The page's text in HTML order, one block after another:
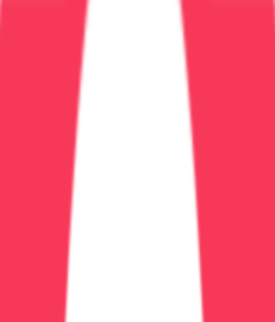
Стадия 1: Предвестники (за 1-2 дня до
Тревожность, беспокойство, плохие
предчувствия
Нарушения сна: кошмары, частые пробуждения
Тремор рук усиливается
Отвращение к алкоголю (не может выпить)
Стадия 2: Развёрнутый делирий (1-3 день)
Зрительные галлюцинации:
насекомые
(тараканы, пауки), мелкие животные (крысы,
змеи), чудовища
Слуховые галлюцинации:
голоса угрожающего
характера, шаги, скрежет
Тактильные:
ощущение ползания по коже,
удушения
Дезориентация:
какое сегодня число, не узнаёт близких
Двигательное возбуждение:
пытается
убежать, драться с «чудовищами», выпрыгнуть в